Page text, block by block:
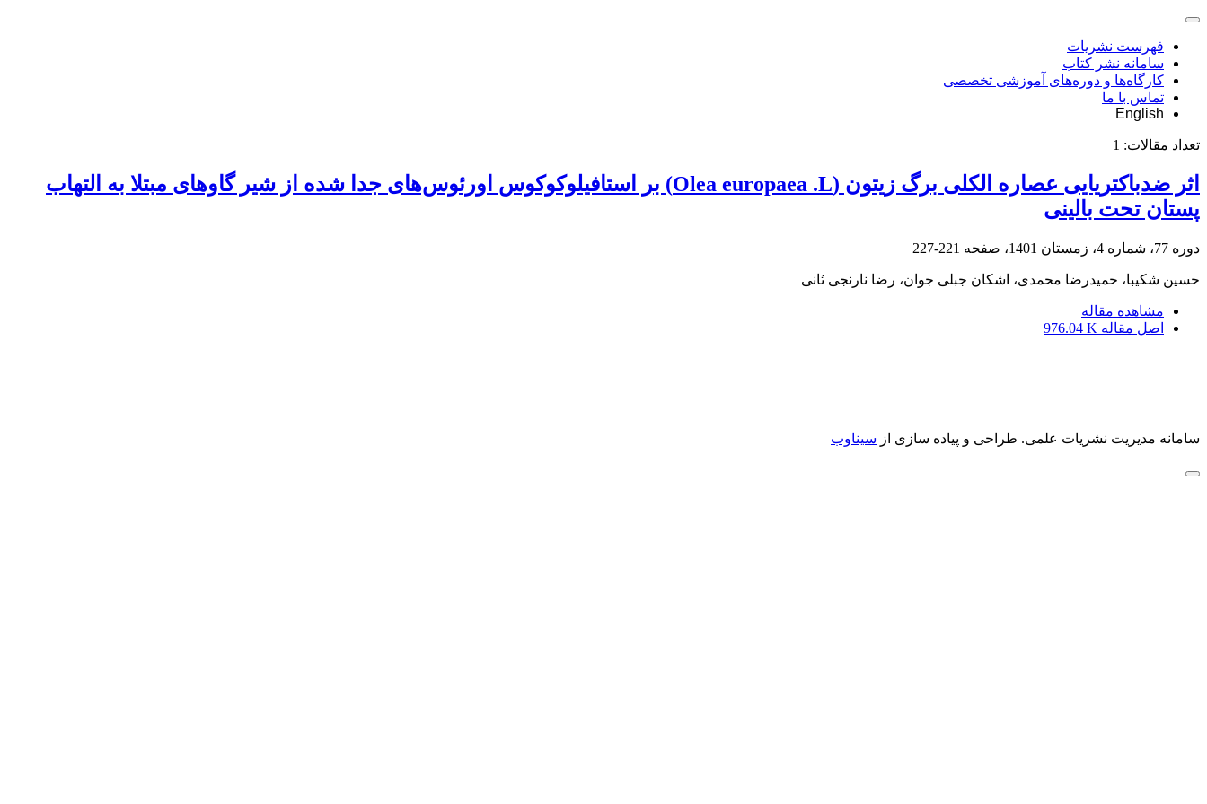
فهرست نشریات
سامانه نشر کتاب
کارگاه‌ها و دوره‌های آموزشی تخصصی
تماس با ما
English
تعداد مقالات: 1
اثر ضد‌‌باکتریایی عصاره الکلی برگ زیتون (Olea europaea .L) بر استافیلوکوکوس اورئوس‌های جدا شده از شیر گاوهای مبتلا به التهاب
پستان تحت بالینی
دوره 77، شماره 4، زمستان 1401، صفحه 221-227
حسین شکیبا، حمیدرضا محمدی، اشکان جبلی جوان، رضا نارنجی ثانی
مشاهده مقاله
اصل مقاله 976.04 K
سامانه مدیریت نشریات علمی. طراحی و پیاده سازی از سیناوب